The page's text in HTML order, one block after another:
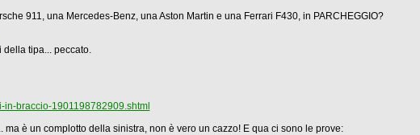
911, una Mercedes-Benz, una Aston Martin e una Ferrari F430, in PARCHEGGIO?
tipa... peccato.
braccio-1901198782909.shtml
è un complotto della sinistra, non è vero un cazzo! E qua ci sono le prove: